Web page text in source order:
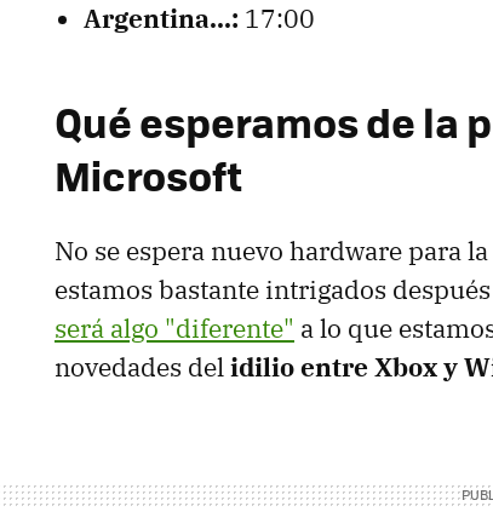
Argentina...: 17:00
Qué esperamos de la
Microsoft
No se espera nuevo hardware para
estamos bastante intrigados
será algo "diferente" a lo que
novedades delidilio entre Xbox y